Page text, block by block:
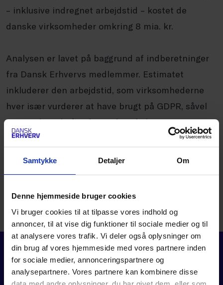
Samtykke Detaljer Om
Denne hjemmeside bruger cookies
Vi bruger cookies til at tilpasse vores indhold og
annoncer, til at vise dig funktioner til sociale medier og til
at analysere vores trafik. Vi deler også oplysninger om
din brug af vores hjemmeside med vores partnere inden
for sociale medier, annonceringspartnere og
analysepartnere. Vores partnere kan kombinere disse
– inklusive indregnet arbejdstid – kostet de
danske virksomheder omkring 8 mia. kr.
Analysen er lavet på baggrund af indberetninger
fra Dansk Erhvervs medlemmer. Estimatet
inkluderer den arbejdstid, som virksomhederne
hver især vurderer at have brugt på GDPR, såvel
som andre udgifter herunder til eksterne
rådgivere og på it-området.
virksomheder ca. 8 mia. kr.
(analysenotat, maj 2018)
PDF